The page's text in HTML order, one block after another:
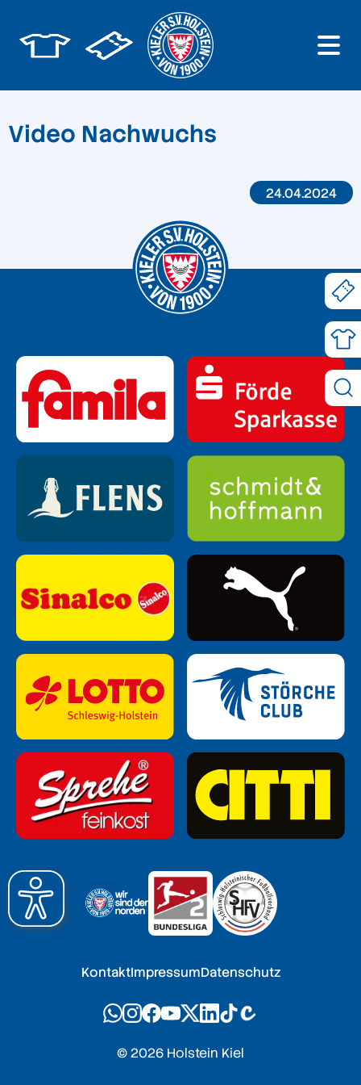
Video Nachwuchs
24.04.2024
© 2026 Holstein Kiel
KontaktImpressumDatenschutz